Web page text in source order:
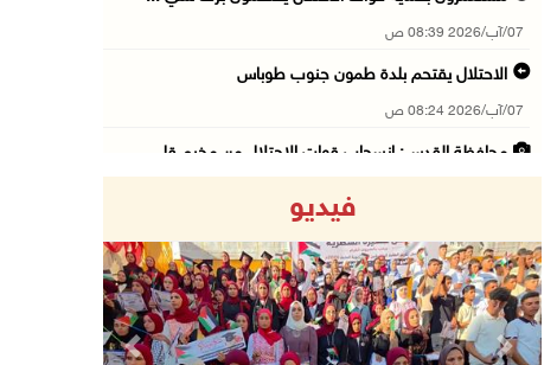
07/آب/2026 08:39 ص
الاحتلال يقتحم بلدة طمون جنوب طوباس
07/آب/2026 08:24 ص
محافظة القدس: انسحاب قوات الاحتلال من مخيم قل ...
07/آب/2026 08:15 ص
تواصل انتهاكات الاحتلال والمستعمرين: اعتقالات ...
06/آب/2026 11:53 م
فيديو
Previous Next